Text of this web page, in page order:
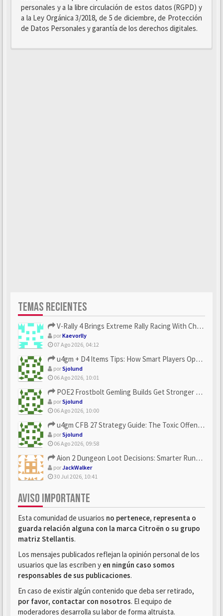
personales y a la libre circulación de estos datos (RGPD) y
a la Ley Orgánica 3/2018, de 5 de diciembre, de Protección
de Datos Personales y garantía de los derechos digitales.
TEMAS RECIENTES
V-Rally 4 Brings Extreme Rally Racing With Challenging Track...
porKaevorlly
07 Ago 2026, 04:12
u4gm + D4 Items Tips: How Smart Players Optimize Gear, Build...
porSjolund
06 Ago 2026, 10:01
POE2 Frostbolt Gemling Builds Get Stronger With u4gm’s Ice C...
porSjolund
06 Ago 2026, 10:00
u4gm CFB 27 Strategy Guide: The Toxic Offensive Scheme Your ...
porSjolund
06 Ago 2026, 09:58
Aion 2 Dungeon Loot Decisions: Smarter Runs With U4N
porJackWalker
30 Jul 2026, 10:41
AVISO IMPORTANTE
Esta comunidad de usuarios no pertenece, representa o
guarda relación alguna con la marca Citroën o su grupo
matriz Stellantis.
Los mensajes publicados reflejan la opinión personal de los
usuarios que las escriben y en ningún caso somos
responsables de sus publicaciones.
En caso de existir algún contenido que deba ser retirado,
por favor, contactar con nosotros. El equipo de
moderadores desarrolla su labor de forma altruista.